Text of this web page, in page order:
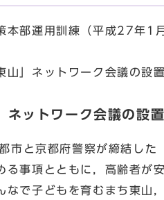
部運用訓練（平成27年1
」ネットワーク会議の設
ネットワーク会議の設
と京都府警察が締結した
る事項とともに，高齢者が
なで子どもを育むまち東山